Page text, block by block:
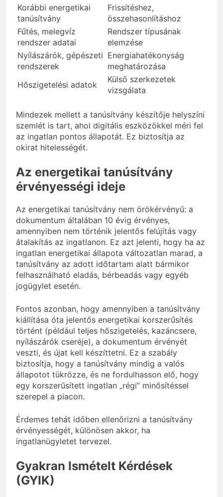
Korábbi energetikai
tanúsítvány
Frissítéshez,
összehasonlításhoz
Fűtés, melegvíz
rendszer adatai
Rendszer típusának
elemzése
Nyílászárók, gépészeti
rendszerek
Energiahatékonyság
meghatározása
Hőszigetelési adatok
Külső szerkezetek
vizsgálata
Mindezek mellett a tanúsítvány készítője helyszíni
szemlét is tart, ahol digitális eszközökkel méri fel
az ingatlan pontos állapotát. Ez biztosítja az
okirat hitelességét.
Az energetikai tanúsítvány
érvényességi ideje
Az energetikai tanúsítvány nem örökérvényű: a
dokumentum általában 10 évig érvényes,
amennyiben nem történik jelentős felújítás vagy
átalakítás az ingatlanon. Ez azt jelenti, hogy ha az
ingatlan energetikai állapota változatlan marad, a
tanúsítvány az adott időtartam alatt bármikor
felhasználható eladás, bérbeadás vagy egyéb
jogügylet esetén.
Fontos azonban, hogy amennyiben a tanúsítvány
kiállítása óta jelentős energetikai korszerűsítés
történt (például teljes hőszigetelés, kazáncsere,
nyílászárók cseréje), a dokumentum érvényét
veszti, és újat kell készíttetni. Ez a szabály
biztosítja, hogy a tanúsítvány mindig a valós
állapotot tükrözze, és ne fordulhasson elő, hogy
egy korszerűsített ingatlan „régi” minősítéssel
szerepel a piacon.
Érdemes tehát időben ellenőrizni a tanúsítvány
érvényességét, különösen akkor, ha
ingatlanügyletet tervezel.
Gyakran Ismételt Kérdések
(GYIK)